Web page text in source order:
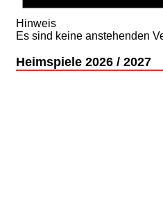
Hinweis
Es sind keine anstehenden
Heimspiele 2026 / 2027